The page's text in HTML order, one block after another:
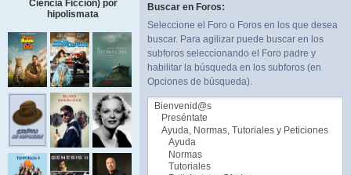
Ciencia Ficción) por
hipolismata
Buscar en Foros:
Seleccione el Foro o Foros en los que desea
buscar. Para agilizar puede buscar en los
subforos seleccionando el Foro padre y
habilitar la búsqueda en los subforos (en
Opciones de búsqueda).